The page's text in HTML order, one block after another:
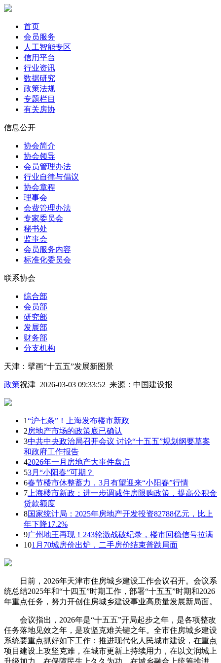
首页
会员服务
人工智能专区
信用平台
行业资讯
数据研究
政策法规
专题栏目
有关房协
信息公开
协会简介
协会领导
会员管理办法
行业自律与倡议
协会章程
理事会
会费管理办法
专家委员会
秘书处
监事会
会员服务内容
标准化委员会
联系协会
综合部
会员部
研究部
发展部
财务部
分支机构
天津：擘画“十五五”发展新图景
政策祝津 2026-03-03 09:33:52 来源： 中国建设报
1“沪七条”！上海发布楼市新政
2房地产市场的政策底已确认
3中共中央政治局召开会议 讨论“十五五”规划纲要草案
和政府工作报告
42026年一月房地产大事件盘点
53月“小阳春”可期？
6春节楼市休整蓄力，3月有望迎来“小阳春”行情
7 上海楼市新政：进一步调减住房限购政策，提高公积金
贷款额度
8国家统计局：2025年房地产开发投资82788亿元，比上
年下降17.2%
9广州地王再现！243轮激战破纪录，楼市回稳信号拉满
10​1月70城房价出炉，二手房价结束普跌局面
日前，2026年天津市住房城乡建设工作会议召开。会议系
统总结2025年和“十四五”时期工作，部署“十五五”时期和2026
年重点任务，努力开创住房城乡建设事业高质量发展新局面。
会议指出，2026年是“十五五”开局起步之年，是各项整改
任务落地见效之年，是攻坚克难关键之年。全市住房城乡建设
系统要重点抓好如下工作：推进现代化人民城市建设，在重点
项目建设上攻坚克难，在城市更新上持续用力，在以文润城上
升级加力，在保障民生上久久为功，在城乡融合上统筹推进。